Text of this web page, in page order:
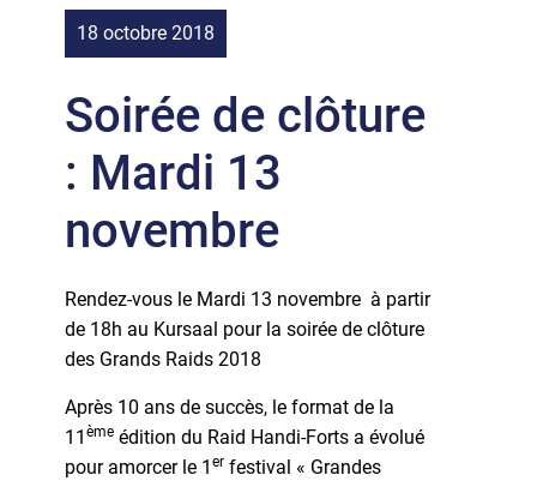
18 octobre 2018
Soirée de clôture
: Mardi 13
novembre
Rendez-vous le Mardi 13 novembre à partir
de 18h au Kursaal pour la soirée de clôture
des Grands Raids 2018
Après 10 ans de succès, le format de la
11 ème édition du Raid Handi-Forts a évolué
pour amorcer le 1 er festival « Grandes